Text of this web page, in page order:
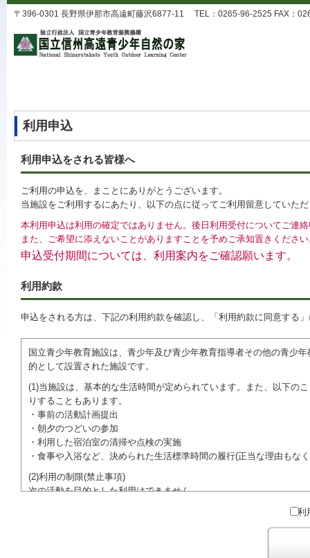
〒396-0301 長野県伊那市高遠町藤沢6877-11 TEL：0265-96-2525 FAX：
利用申込
利用申込をされる皆様へ
ご利用の申込を、まことにありがとうございます。
当施設をご利用するにあたり、以下の点に従ってご利用留意していた
本利用申込は利用の確定ではありません。後日利用受付についてご連
また、ご希望に添えないことがありますことを予めご承知置きくださ
申込受付期間については、利用案内をご確認願います。
利用約款
申込をされる方は、下記の利用約款を確認し、「利用約款に同意する
国立青少年教育施設は、青少年及び青少年教育指導者その他の青少
的として設置された施設です。
(1)当施設は、基本的な生活時間が定められています。また、以下の
りすることもあります。
・事前の活動計画提出
・朝夕のつどいの参加
・利用した宿泊室の清掃や点検の実施
・食事や入浴など、決められた生活標準時間の履行(正当な理由も
(2)利用の制限(禁止事項)
次の活動を目的とした利用はできません。
●特定の政党を支持、またはこれに反対するための政治教育その他の
●特定の宗教を支持、またはこれに反対するための宗教教育その他
域での勧誘活動を行ったり、自らの団体の活動をアピールする活動等)
利